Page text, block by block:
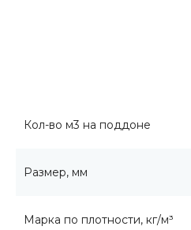
Кол-во м3 на поддоне
Размер, мм
Марка по плотности, кг/м³